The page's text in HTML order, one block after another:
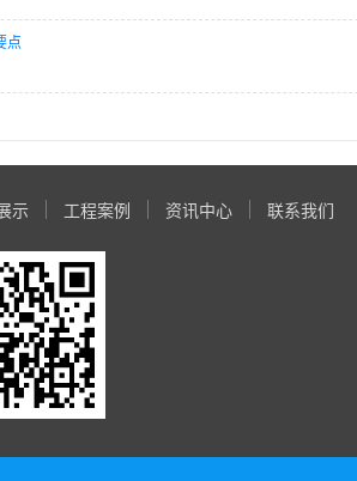
点
示 工程案例 资讯中心 联系我们